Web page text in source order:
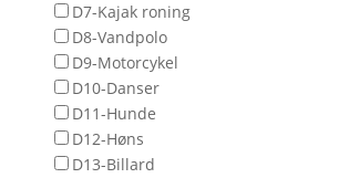
D7-Kajak roning
D8-Vandpolo
D9-Motorcykel
D10-Danser
D11-Hunde
D12-Høns
D13-Billard